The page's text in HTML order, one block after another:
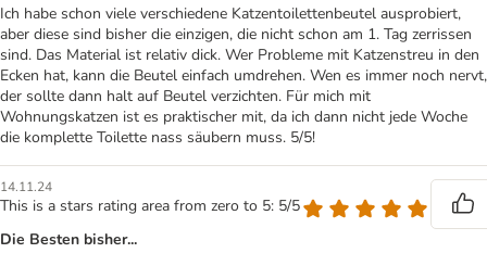
Ich habe schon viele verschiedene Katzentoilettenbeutel ausprobiert,
aber diese sind bisher die einzigen, die nicht schon am 1. Tag zerrissen
sind. Das Material ist relativ dick. Wer Probleme mit Katzenstreu in den
Ecken hat, kann die Beutel einfach umdrehen. Wen es immer noch nervt,
der sollte dann halt auf Beutel verzichten. Für mich mit
Wohnungskatzen ist es praktischer mit, da ich dann nicht jede Woche
die komplette Toilette nass säubern muss. 5/5!
14.11.24
This is a stars rating area from zero to 5: 5/5
Die Besten bisher...